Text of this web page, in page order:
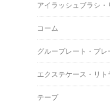
アイラッシュブラシ
コーム
グループレート・プ
エクステケース・リト
テープ